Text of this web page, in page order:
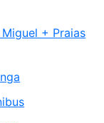
+ Praias